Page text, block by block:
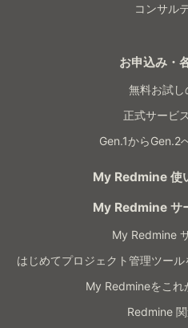
コンサル
お申込み・
無料お試し
正式サービ
Gen.1からGen.2
My Redmine 使
My Redmine サ
My Redmine
はじめてプロジェクト管理ツール
My Redmineをこれ
Redmine